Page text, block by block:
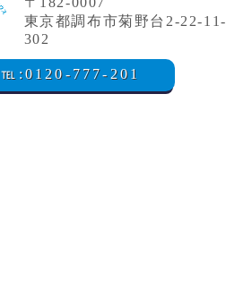
東京都調布市菊野台2-22-11-
302
℡:0120-777-201